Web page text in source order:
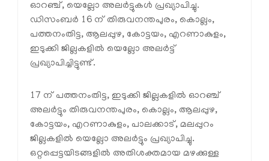
ഓറഞ്ച്, യെല്ലോ അലർട്ടുകൾ പ്രഖ്യാപിച്ചു.
ഡിസംബർ 16 ന് തിരുവനന്തപുരം, കൊല്ലം,
പത്തനംതിട്ട, ആലപ്പുഴ, കോട്ടയം, എറണാകുളം,
ഇടുക്കി ജില്ലകളിൽ യെല്ലോ അലർട്ട്
പ്രഖ്യാപിച്ചിട്ടുണ്ട്.
17 ന് പത്തനംതിട്ട, ഇടുക്കി ജില്ലകളിൽ ഓറഞ്ച്
അലർട്ടും തിരുവനന്തപുരം, കൊല്ലം, ആലപ്പുഴ,
കോട്ടയം, എറണാകുളം, പാലക്കാട്, മലപ്പുറം
ജില്ലകളിൽ യെല്ലോ അലർട്ടും പ്രഖ്യാപിച്ചു.
ഒറ്റപ്പെട്ടയിടങ്ങളിൽ അതിശക്തമായ മഴക്കുള്ള